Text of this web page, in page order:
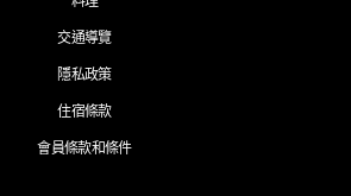
交通導覽
隱私政策
住宿條款
會員條款和條件